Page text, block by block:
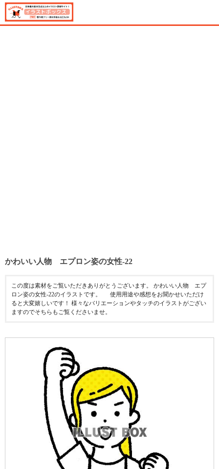
かわいい人物 エプロン姿の女性-22
この度は素材をご覧いただきありがとうございます。 かわいい人物 エプ
ロン姿の女性-22のイラストです。 使用用途や感想をお聞かせいただけ
ると大変嬉しいです！ 様々なバリエーションやタッチのイラストがござい
ますのでそちらもご覧くださいませ。